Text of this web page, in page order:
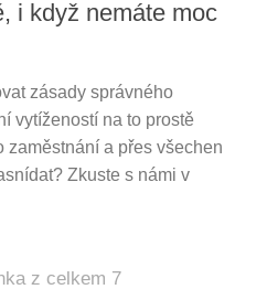
i když nemáte moc
zásady správného
vytížeností na to prostě
zaměstnání a přes všechen
Zkuste s námi v
z celkem 7